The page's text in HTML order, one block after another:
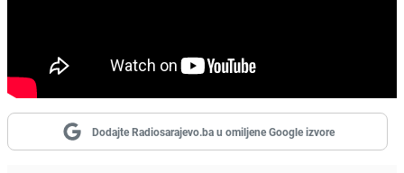
Dodajte Radiosarajevo.ba u omiljene Google izvore